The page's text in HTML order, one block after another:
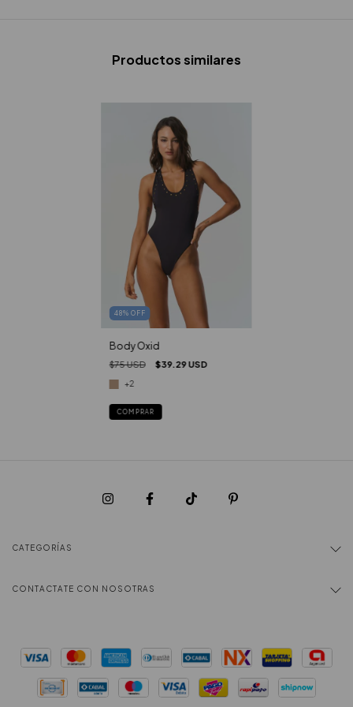
Productos similares
48% OFF
Body Oxid
$75 USD $39.29 USD
+2
COMPRAR
CATEGORÍAS
CONTACTATE CON NOSOTRAS